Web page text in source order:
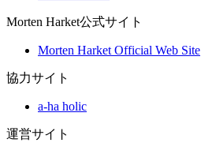
Morten Harket公式サイト
Morten Harket Official Web Site
協力サイト
a-ha holic
運営サイト